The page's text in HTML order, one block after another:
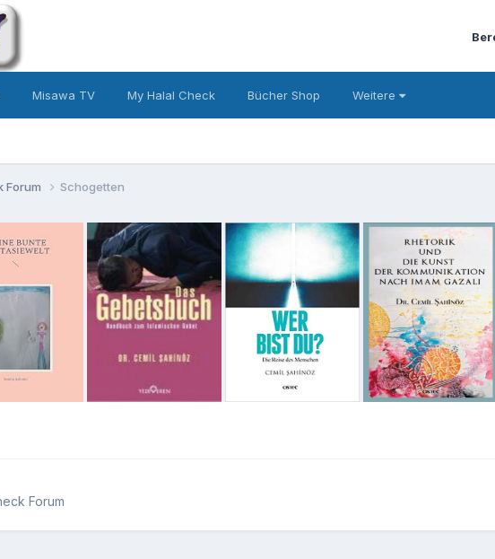
Misawa TV My Halal Check Bücher Shop Weitere
Forum Schogetten
Forum